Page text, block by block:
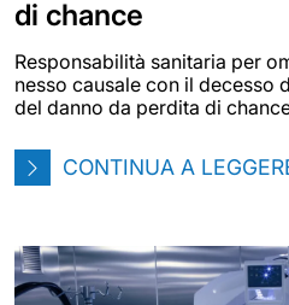
di chance
Responsabilità sanitaria per
nesso causale con il decesso
del danno da perdita di
CONTINUA A